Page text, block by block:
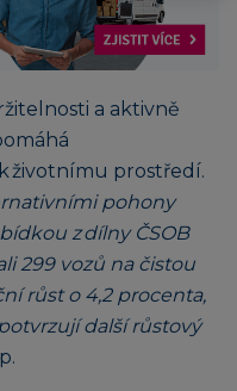
a aktivně
životnímu prostředí.
pohony
z dílny ČSOB
299 vozů na čistou
růst o 4,2 procenta,
další růstový